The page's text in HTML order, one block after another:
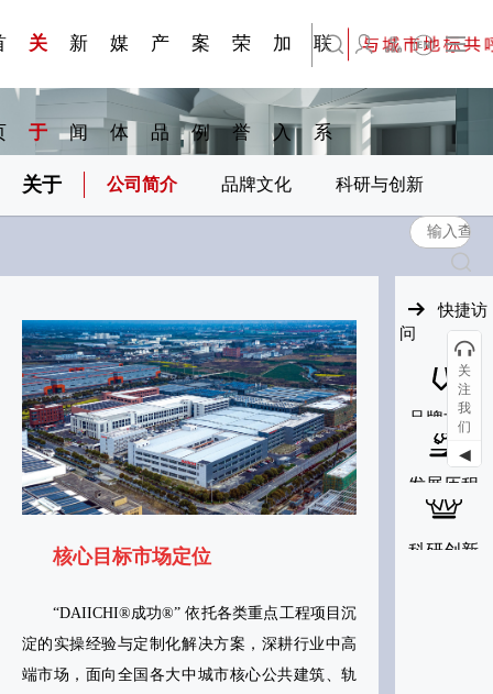
关
于
新
闻
媒
体
产
品
案
例
荣
誉
加
入
常见问题FAQ
联
系
English
关于 公司简介 品牌文化 科研与创新
核心目标市场定位
“DAIICHI®成功®” 依托各类重点工程项目沉
淀的实操经验与定制化解决方案，深耕行业中高
端市场，面向全国各大中城市核心公共建筑、轨
快捷访
问
品牌文化
发展历程
科研创新
关
注
我
们
◀